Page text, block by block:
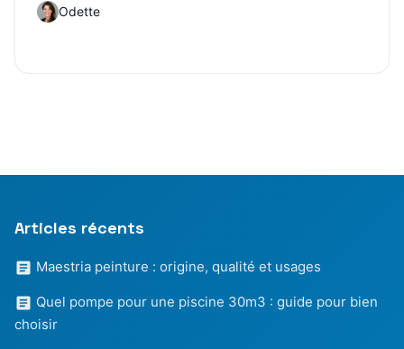
Odette
Articles récents
Maestria peinture : origine, qualité et usages
Quel pompe pour une piscine 30m3 : guide pour bien
choisir